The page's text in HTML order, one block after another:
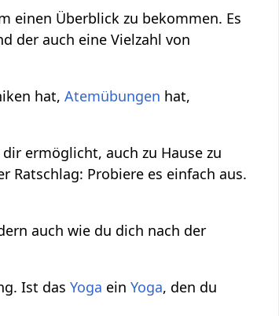
einen Überblick zu bekommen. Es
der auch eine Vielzahl von
hat,Atemübungen hat,
ermöglicht, auch zu Hause zu
Ratschlag: Probiere es einfach aus.
auch wie du dich nach der
Ist dasYoga einYoga, den du